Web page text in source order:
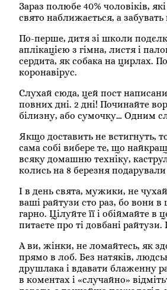
Зараз полюбе 40% чоловіків,
свято наближається, а
По-перше, дитя зі школи
аплікацією з гімна, листя і
сердита, як собака на цирлах.
коронавірус.
Слухай сюда, цей пост
повних дні. 2 дні! Починайте
білизну, або сумочку… Одним
Якщо доставить не встигнуть,
сама собі вибере те, що
всяку домашню техніку,
колись на 8 березня
І в день свята, мужики, не
ваші райтузи сто раз, бо вони
гарно. Цілуйте її і обіймайте
питаєте про ті довбані
А ви, жінки, не ломайтесь, як
прямо в лоб. Без натяків,
друшлака і вдавати блаженну
в коментах і «случайно»